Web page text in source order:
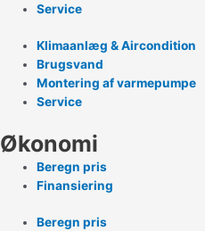
Service
Klimaanlæg & Aircondition
Brugsvand
Montering af varmepumpe
Service
Økonomi
Beregn pris
Finansiering
Beregn pris